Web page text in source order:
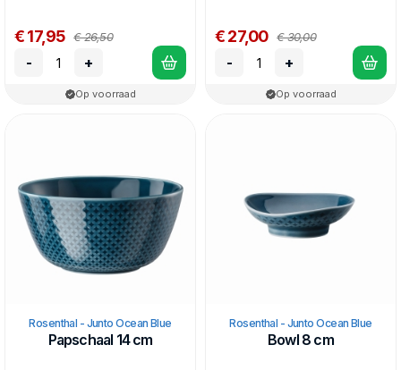
€ 17,95 € 26,50
- +
Op voorraad
€ 27,00 € 30,00
- +
Op voorraad
Rosenthal - Junto Ocean Blue
Papschaal 14 cm
Rosenthal - Junto Ocean Blue
Bowl 8 cm